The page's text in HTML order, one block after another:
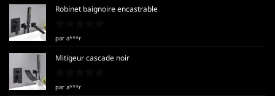
Robinet baignoire encastrable
Note5
par a***r
Mitigeur cascade noir
Note5
par a***r